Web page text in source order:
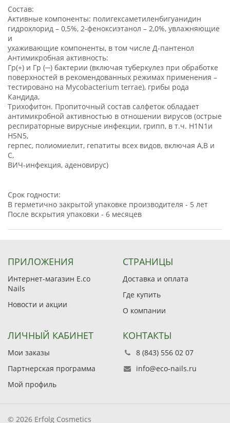
Состав:
Активные компоненты: полигексаметиленбигуанидин
гидрохлорид – 0,5%, 2-феноксиэтанол – 2,0%, увлажняющие
и
ухаживающие компоненты, в том числе Д-пантенол
Антимикробная активность:
Гр(+) и Гр (─) бактерии (включая туберкулез при обработке
поверхностей в рекомендованных режимах применения –
тестировано на Mycobacterium terrae), грибы рода
Кандида,
Трихофитон. Пропиточный состав салфеток обладает
антимикробной активностью в отношении вирусов (острые
респираторные вирусные инфекции, грипп, в т.ч. H1N1и
H5N5,
герпес, полиомиелит, гепатиты всех видов, включая А,В и
С,
ВИЧ-инфекция, аденовирус)
Срок годности:
В герметично закрытой упаковке производителя - 5 лет
После вскрытия упаковки - 6 месяцев
ПРИЛОЖЕНИЯ
Интернет-магазин E.co
Nails
Новости и акции
СТРАНИЦЫ
Доставка и оплата
Где купить
О компании
ЛИЧНЫЙ КАБИНЕТ
Мои заказы
Партнерская программа
Мой профиль
КОНТАКТЫ
8 (843) 556 02 07
info@eco-nails.ru
© 2026 Erfolg Cosmetics